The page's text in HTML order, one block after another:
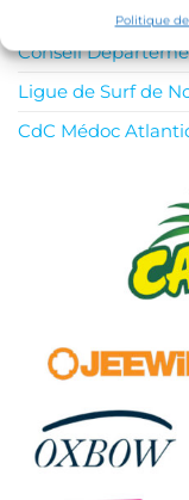
Politique
Fédération
Conseil
Ligue de Surf de
CdC Médoc